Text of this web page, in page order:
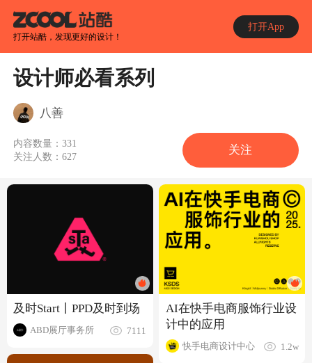
打开站酷，发现更好的设计！
打开App
设计师必看系列
八善
内容数量：331
关注人数：627
关注
及时Start丨PPD及时到场
ABD展厅事务所 7111
AI在快手电商服饰行业设
计中的应用
快手电商设计中心 1.2w